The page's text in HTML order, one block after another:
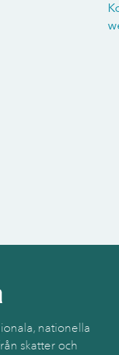
nationella
skatter och